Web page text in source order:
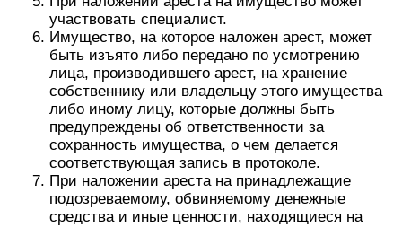
участвовать специалист.
Имущество, на которое наложен арест, может
быть изъято либо передано по усмотрению
лица, производившего арест, на хранение
собственнику или владельцу этого имущества
либо иному лицу, которые должны быть
предупреждены об ответственности за
сохранность имущества, о чем делается
соответствующая запись в протоколе.
При наложении ареста на принадлежащие
подозреваемому, обвиняемому денежные
средства и иные ценности, находящиеся на